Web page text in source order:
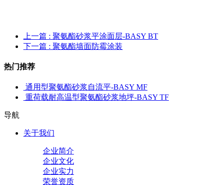
上一篇 : 聚氨酯砂浆平涂面层-BASY BT
下一篇 : 聚氨酯墙面防霉涂装
热门推荐
通用型聚氨酯砂浆自流平-BASY MF
重荷载耐高温型聚氨酯砂浆地坪-BASY TF
导航
关于我们
企业简介
企业文化
企业实力
荣誉资质